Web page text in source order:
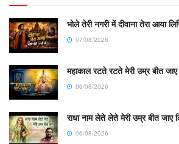
भोले तेरी नगरी में दीवाना तेरा आया
07/08/2026
महाकाल रटते रटते मेरी उम्र बीत जाए
06/08/2026
राधा नाम लेते लेते मेरी उम्र बीत जाए
06/08/2026